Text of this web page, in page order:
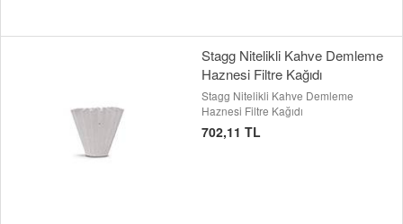
Stagg Nitelikli Kahve Demleme
Haznesi Filtre Kağıdı
Stagg Nitelikli Kahve Demleme
Haznesi Filtre Kağıdı
702,11 TL